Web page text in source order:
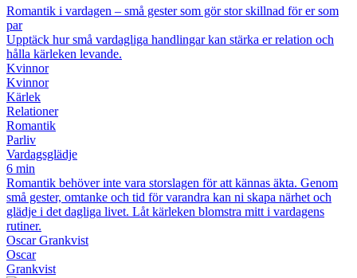
Romantik i vardagen – små gester som gör stor skillnad för er som
par
Upptäck hur små vardagliga handlingar kan stärka er relation och
hålla kärleken levande.
Kvinnor
Kvinnor
Kärlek
Relationer
Romantik
Parliv
Vardagsglädje
6 min
Romantik behöver inte vara storslagen för att kännas äkta. Genom
små gester, omtanke och tid för varandra kan ni skapa närhet och
glädje i det dagliga livet. Låt kärleken blomstra mitt i vardagens
rutiner.
Oscar Grankvist
Oscar
Grankvist